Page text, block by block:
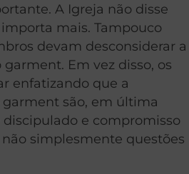
A Igreja não disse
mais. Tampouco
devam desconsiderar a
Em vez disso, os
enfatizando que a
são, em última
discipulado e compromisso
simplesmente questões